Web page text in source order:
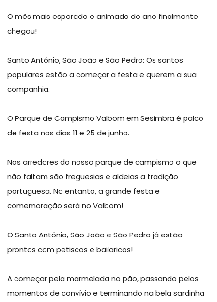
O mês mais esperado e animado do ano finalmente
chegou!
Santo António, São João e São Pedro: Os santos
populares estão a começar a festa e querem a sua
companhia.
O Parque de Campismo Valbom em Sesimbra é palco
de festa nos dias 11 e 25 de junho.
Nos arredores do nosso parque de campismo o que
não faltam são freguesias e aldeias a tradição
portuguesa. No entanto, a grande festa e
comemoração será no Valbom!
O Santo António, São João e São Pedro já estão
prontos com petiscos e bailaricos!
A começar pela marmelada no pão, passando pelos
momentos de convívio e terminando na bela sardinha